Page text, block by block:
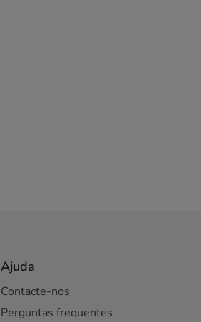
Ajuda
Contacte-nos
Perguntas frequentes